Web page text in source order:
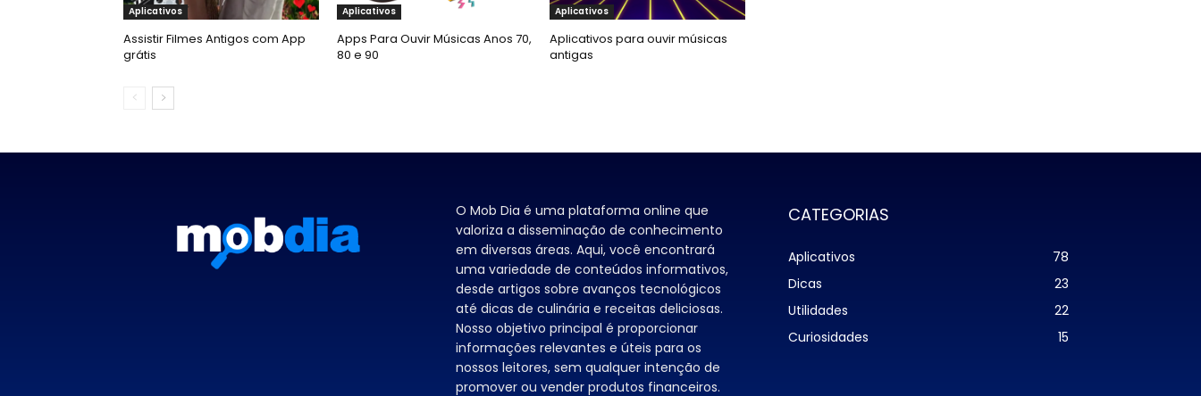
Aplicativos
Assistir Filmes Antigos com App
grátis
Aplicativos
Apps Para Ouvir Músicas Anos 70,
80 e 90
Aplicativos
Aplicativos para ouvir músicas
antigas
O Mob Dia é uma plataforma online que
valoriza a disseminação de conhecimento
em diversas áreas. Aqui, você encontrará
uma variedade de conteúdos informativos,
desde artigos sobre avanços tecnológicos
até dicas de culinária e receitas deliciosas.
Nosso objetivo principal é proporcionar
informações relevantes e úteis para os
nossos leitores, sem qualquer intenção de
promover ou vender produtos financeiros.
CATEGORIAS
Aplicativos
78
Dicas
23
Utilidades
22
Curiosidades
15